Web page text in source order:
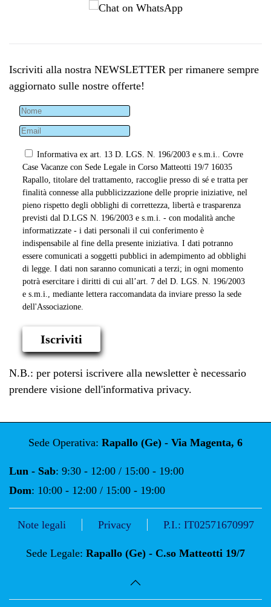
Iscriviti alla nostra NEWSLETTER per rimanere sempre
aggiornato sulle nostre offerte!
Informativa ex art. 13 D. LGS. N. 196/2003 e s.m.i.. Covre
Case Vacanze con Sede Legale in Corso Matteotti 19/7 16035
Rapallo, titolare del trattamento, raccoglie presso di sé e tratta per
finalità connesse alla pubblicizzazione delle proprie iniziative, nel
pieno rispetto degli obblighi di correttezza, libertà e trasparenza
previsti dal D.LGS N. 196/2003 e s.m.i. - con modalità anche
informatizzate - i dati personali il cui conferimento è
indispensabile al fine della presente iniziativa. I dati potranno
essere comunicati a soggetti pubblici in adempimento ad obblighi
di legge. I dati non saranno comunicati a terzi; in ogni momento
potrà esercitare i diritti di cui all’art. 7 del D. LGS. N. 196/2003
e s.m.i., mediante lettera raccomandata da inviare presso la sede
dell'Associazione.
Iscriviti
N.B.: per potersi iscrivere alla newsletter è necessario
prendere visione dell'informativa privacy.
Sede Operativa: Rapallo (Ge) - Via Magenta, 6
Lun - Sab: 9:30 - 12:00 / 15:00 - 19:00
Dom: 10:00 - 12:00 / 15:00 - 19:00
Note legali Privacy P.I.: IT02571670997
Sede Legale: Rapallo (Ge) - C.so Matteotti 19/7